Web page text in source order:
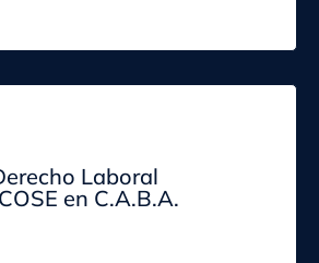
Laboral
en C.A.B.A.